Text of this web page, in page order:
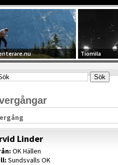
Tiomila
Linder
OK Hällen
Sundsvalls OK